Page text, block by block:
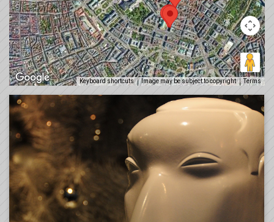
Keyboard shortcuts Image may be subject to copyright Terms